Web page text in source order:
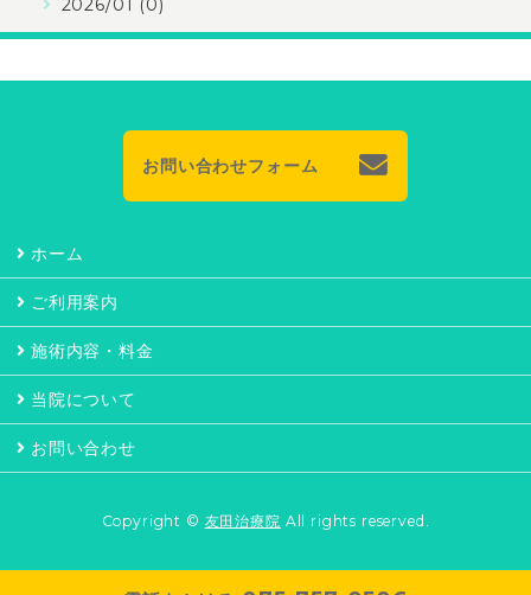
2026/01 (0)
お問い合わせフォーム
ホーム
ご利用案内
施術内容・料金
当院について
お問い合わせ
Copyright © 友田治療院 All rights reserved.